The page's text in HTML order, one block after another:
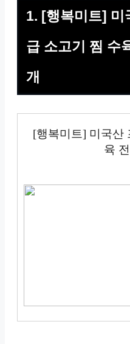
1. [행복미트] 미
급 소고기 찜 수
개
[행복미트] 미국산
육